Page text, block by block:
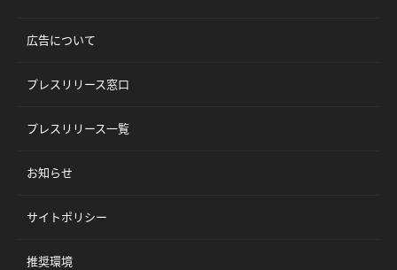
広告について
プレスリリース窓口
プレスリリース一覧
お知らせ
サイトポリシー
推奨環境